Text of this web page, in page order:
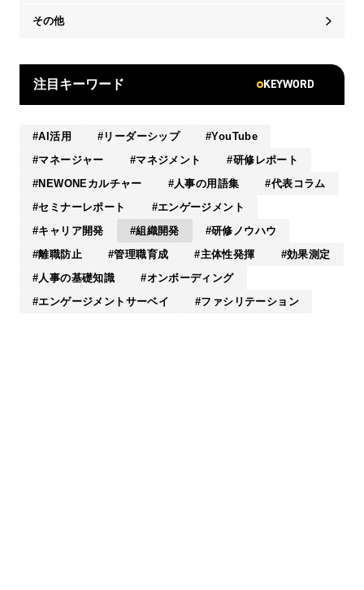
その他
注目キーワード KEYWORD
AI活用 リーダーシップ
YouTube
マネージャー
マネジメント
研修レポート
NEWONEカルチャー
人事の用語集
代表コラム
セミナーレポート
エンゲージメント
キャリア開発
組織開発
研修ノウハウ
離職防止
管理職育成 主体性発揮
効果測定
人事の基礎知識
オンボーディング
エンゲージメントサーベイ
ファシリテーション